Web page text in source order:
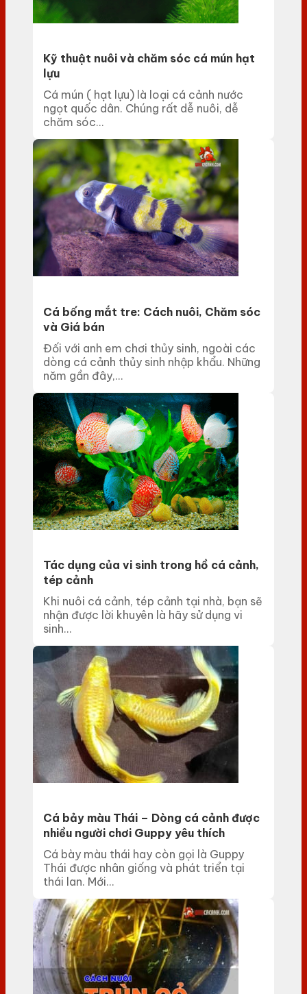
Kỹ thuật nuôi và chăm sóc cá mún hạt
lựu
Cá mún ( hạt lựu) là loại cá cảnh nước
ngọt quốc dân. Chúng rất dễ nuôi, dễ
chăm sóc...
Cá bống mắt tre: Cách nuôi, Chăm sóc
và Giá bán
Đối với anh em chơi thủy sinh, ngoài các
dòng cá cảnh thủy sinh nhập khẩu. Những
năm gần đây,...
Tác dụng của vi sinh trong hồ cá cảnh,
tép cảnh
Khi nuôi cá cảnh, tép cảnh tại nhà, bạn sẽ
nhận được lời khuyên là hãy sử dụng vi
sinh...
Cá bảy màu Thái – Dòng cá cảnh được
nhiều người chơi Guppy yêu thích
Cá bày màu thái hay còn gọi là Guppy
Thái được nhân giống và phát triển tại
thái lan. Mới...